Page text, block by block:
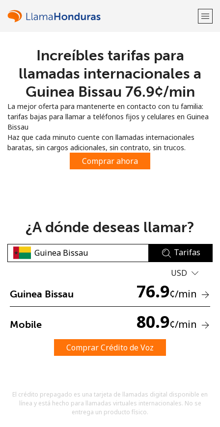
¡Bienvenido!
Regístrate con
o
No se ha creado una contraseña
Una letra mayúscula y una minúscula
Un caracter especial
Increíbles tarifas para
llamadas internacionales a
Guinea Bissau ⁦76.9¢⁩/min
La mejor oferta para mantenerte en contacto con tu familia:
tarifas bajas para llamar a teléfonos fijos y celulares en Guinea
Bissau
Haz que cada minuto cuente con llamadas internacionales
baratas, sin cargos adicionales, sin contrato, sin trucos.
Comprar ahora
¿A dónde deseas llamar?
Tarifas
USD
Guinea Bissau 76.9¢/min
Mobile 80.9¢/min
Comprar Crédito de Voz
El crédito prepagado es una tarjeta de llamadas digital disponible en
línea y está hecho para llamadas virtuales internacionales. No se
entrega un producto físico.